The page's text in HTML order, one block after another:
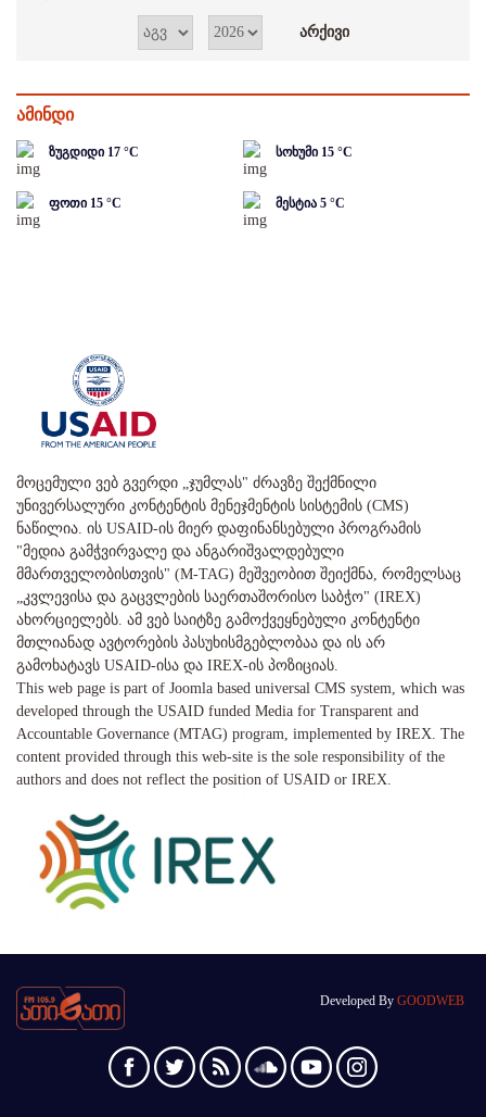
ამინდი
ზუგდიდი 17 °C სოხუმი 15 °C
ფოთი 15 °C მესტია 5 °C
მოცემული ვებ გვერდი „ჯუმლას" ძრავზე შექმნილი
უნივერსალური კონტენტის მენეჯმენტის სისტემის (CMS)
ნაწილია. ის USAID-ის მიერ დაფინანსებული პროგრამის
"მედია გამჭვირვალე და ანგარიშვალდებული
მმართველობისთვის" (M-TAG) მეშვეობით შეიქმნა, რომელსაც
„კვლევისა და გაცვლების საერთაშორისო საბჭო" (IREX)
ახორციელებს. ამ ვებ საიტზე გამოქვეყნებული კონტენტი
მთლიანად ავტორების პასუხისმგებლობაა და ის არ
გამოხატავს USAID-ისა და IREX-ის პოზიციას.
This web page is part of Joomla based universal CMS system, which was
developed through the USAID funded Media for Transparent and
Accountable Governance (MTAG) program, implemented by IREX. The
content provided through this web-site is the sole responsibility of the
authors and does not reflect the position of USAID or IREX.
Developed By GOODWEB